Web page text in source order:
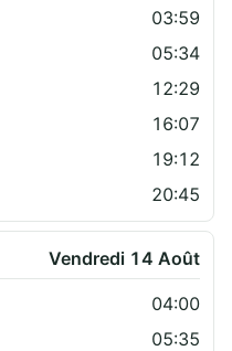
03:59
05:34
12:29
16:07
19:12
20:45
Vendredi 14 Août
04:00
05:35